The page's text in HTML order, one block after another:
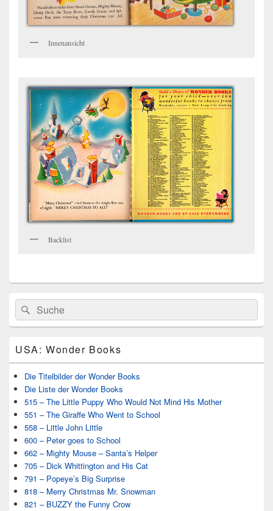
Innenansicht
Backlist
Primärer
Seitenleisten
Widget-
Bereich
Search
for:
Suche
USA: Wonder Books
Die Titelbilder der Wonder Books
Die Liste der Wonder Books
515 – The Little Puppy Who Would Not Mind His Mother
551 – The Giraffe Who Went to School
558 – Little John Little
600 – Peter goes to School
662 – Mighty Mouse – Santa’s Helper
705 – Dick Whittington and His Cat
791 – Popeye’s Big Surprise
818 – Merry Christmas Mr. Snowman
821 – BUZZY the Funny Crow